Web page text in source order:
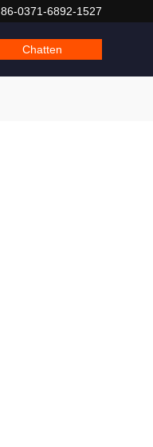
86-0371-6892-1527
Chatten